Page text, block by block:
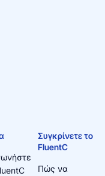
Συγκρίνετε το
FluentC
Πώς να